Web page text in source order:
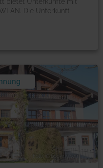
bietet Unterkünfte mit
Die Unterkunft
Foto: © booking.com